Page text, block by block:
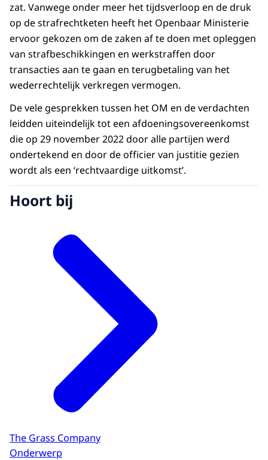
zat. Vanwege onder meer het tijdsverloop en de druk
op de strafrechtketen heeft het Openbaar Ministerie
ervoor gekozen om de zaken af te doen met opleggen
van strafbeschikkingen en werkstraffen door
transacties aan te gaan en terugbetaling van het
wederrechtelijk verkregen vermogen.
De vele gesprekken tussen het OM en de verdachten
leidden uiteindelijk tot een afdoeningsovereenkomst
die op 29 november 2022 door alle partijen werd
ondertekend en door de officier van justitie gezien
wordt als een ‘rechtvaardige uitkomst’.
Hoort bij
The Grass Company
Onderwerp